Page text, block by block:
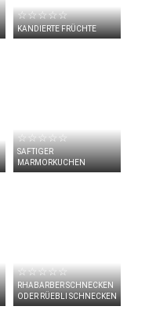
☆☆☆☆☆
KANDIERTE FRÜCHTE
☆☆☆☆☆
SAFTIGER
MARMORKUCHEN
☆☆☆☆☆
RHABARBER SCHNECKEN
ODER RÜEBLI SCHNECKEN